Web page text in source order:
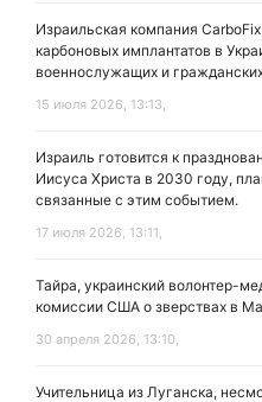
Израильская компания
карбоновых имплантатов в
военнослужащих и
15 июля 2026, 13:13,
Израиль готовится к
Иисуса Христа в 2030 году,
связанные с этим событием.
17 июля 2026, 13:11,
Тайра, украинский волонтер-
комиссии США о зверствах в
30 апреля 2026, 13:10,
Учительница из Луганска,